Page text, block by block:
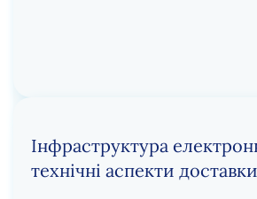
Технічна підтримка та
Позбавтеся від розчарувань,
Інфраструктура
технічні аспекти доставки